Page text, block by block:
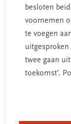
besloten
voornemen
te voegen
twee gaan
toekomst’.